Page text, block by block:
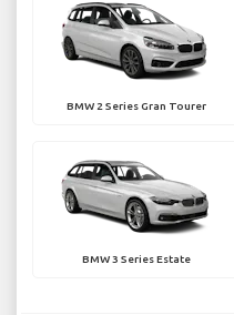
BMW 2 Series Gran Tourer
BMW 3 Series Estate